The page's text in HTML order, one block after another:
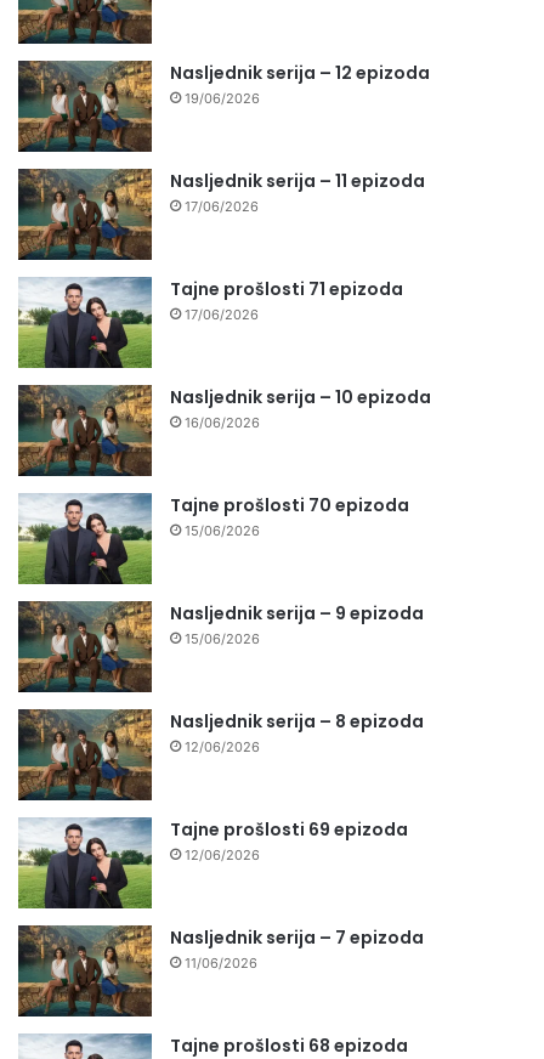
Nasljednik serija – 12 epizoda
19/06/2026
Nasljednik serija – 11 epizoda
17/06/2026
Tajne prošlosti 71 epizoda
17/06/2026
Nasljednik serija – 10 epizoda
16/06/2026
Tajne prošlosti 70 epizoda
15/06/2026
Nasljednik serija – 9 epizoda
15/06/2026
Nasljednik serija – 8 epizoda
12/06/2026
Tajne prošlosti 69 epizoda
12/06/2026
Nasljednik serija – 7 epizoda
11/06/2026
Tajne prošlosti 68 epizoda